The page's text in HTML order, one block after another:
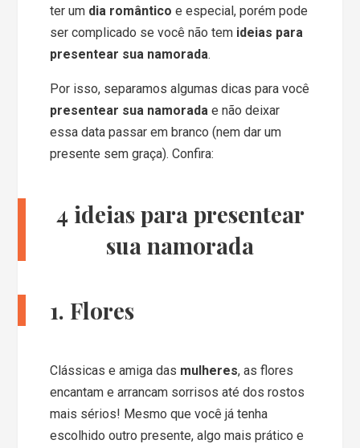
ter um dia romântico e especial, porém pode
ser complicado se você não tem ideias para
presentear sua namorada.
Por isso, separamos algumas dicas para você
presentear sua namorada e não deixar
essa data passar em branco (nem dar um
presente sem graça). Confira:
4 ideias para presentear
sua namorada
1. Flores
Clássicas e amiga das mulheres, as flores
encantam e arrancam sorrisos até dos rostos
mais sérios! Mesmo que você já tenha
escolhido outro presente, algo mais prático e